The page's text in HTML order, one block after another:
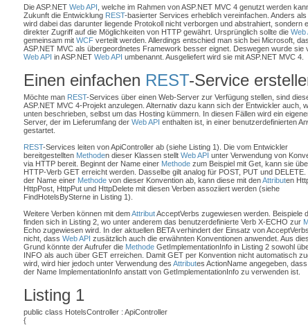
Die ASP.NET Web API , welche im Rahmen von ASP.NET MVC 4 genutzt werden
Zukunft die Entwicklung REST-basierter Services erheblich vereinfachen. Anders als
wird dabei das darunter liegende Protokoll nicht verborgen und abstrahiert, sondern
direkter Zugriff auf die Möglichkeiten von HTTP gewährt. Ursprünglich sollte die Web
gemeinsam mit WCFverteilt werden. Allerdings entschied man sich bei Microsoft,
ASP.NET MVC als übergeordnetes Framework besser eignet. Deswegen wurde sie
Web API in ASP.NET Web API umbenannt. Ausgeliefert wird sie mit ASP.NET MVC 4.
Einen einfachen REST-Service
Möchte man REST-Services über einen Web-Server zur Verfügung stellen, sind
ASP.NET MVC 4-Projekt anzulegen. Alternativ dazu kann sich der Entwickler auch,
unten beschrieben, selbst um das Hosting kümmern. In diesen Fällen wird ein
Server, der im Lieferumfang der Web API enthalten ist, in einer benutzerdefinierten
gestartet.
REST-Services leiten von ApiController ab (siehe Listing 1). Die vom Entwickler
bereitgestellten Methoden dieser Klassen stellt Web API unter Verwendung von
via HTTP bereit. Beginnt der Name einer Methodezum Beispiel mit Get, kann sie
HTTP-Verb GET erreicht werden. Dasselbe gilt analog für POST, PUT und DELETE.
der Name einer Methodevon dieser Konvention ab, kann diese mit denAttributen
HttpPost, HttpPut und HttpDelete mit diesen Verben assoziiert werden (siehe
FindHotelsBySterne in Listing 1).
Weitere Verben können mit demAttributAcceptVerbs zugewiesen werden. Beispiele
finden sich in Listing 2, wo unter anderem das benutzerdefinierte Verb X-ECHO zur
Echo zugewiesen wird. In der aktuellen BETA verhindert der Einsatz von
nicht, dass Web API zusätzlich auch die erwähnten Konventionen anwendet. Aus
Grund könnte der Aufrufer die MethodeGetImplementationInfo in Listing 2 sowohl
INFO als auch über GET erreichen. Damit GET per Konvention nicht automatisch
wird, wird hier jedoch unter Verwendung des Attributes ActionName angegeben,
der Name ImplementationInfo anstatt von GetImplementationInfo zu verwenden ist.
Listing 1
public class HotelsController : ApiController
{